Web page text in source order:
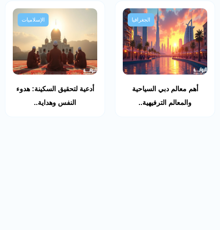
الجغرافيا
أهم معالم دبي السياحية
والمعالم الترفيهية..
الإسلاميات
أدعية لتحقيق السكينة: هدوء
النفس وهداية..